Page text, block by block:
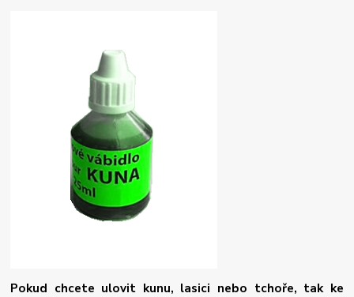
Pokud chcete ulovit kunu, lasici nebo tchoře, tak ke